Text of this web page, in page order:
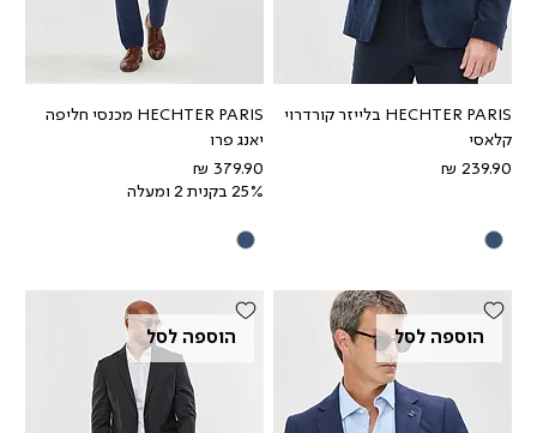
HECHTER PARIS בלייזר קורדרוי
קלאסי
מחיר
HECHTER PARIS מכנסי חליפה
יאנג פרו
מחיר
25% בקנית 2 ומעלה
הוספה לסל הוספה לסל